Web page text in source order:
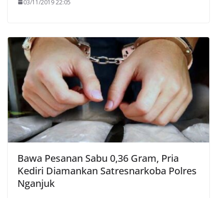
03/11/2019 22:05
Bawa Pesanan Sabu 0,36 Gram, Pria
Kediri Diamankan Satresnarkoba Polres
Nganjuk